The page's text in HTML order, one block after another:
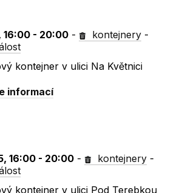
16:00 - 20:00 - kontejnery -
kontejner v ulici Na Květnici
informací
16:00 - 20:00 - kontejnery -
kontejner v ulici Pod Terebkou